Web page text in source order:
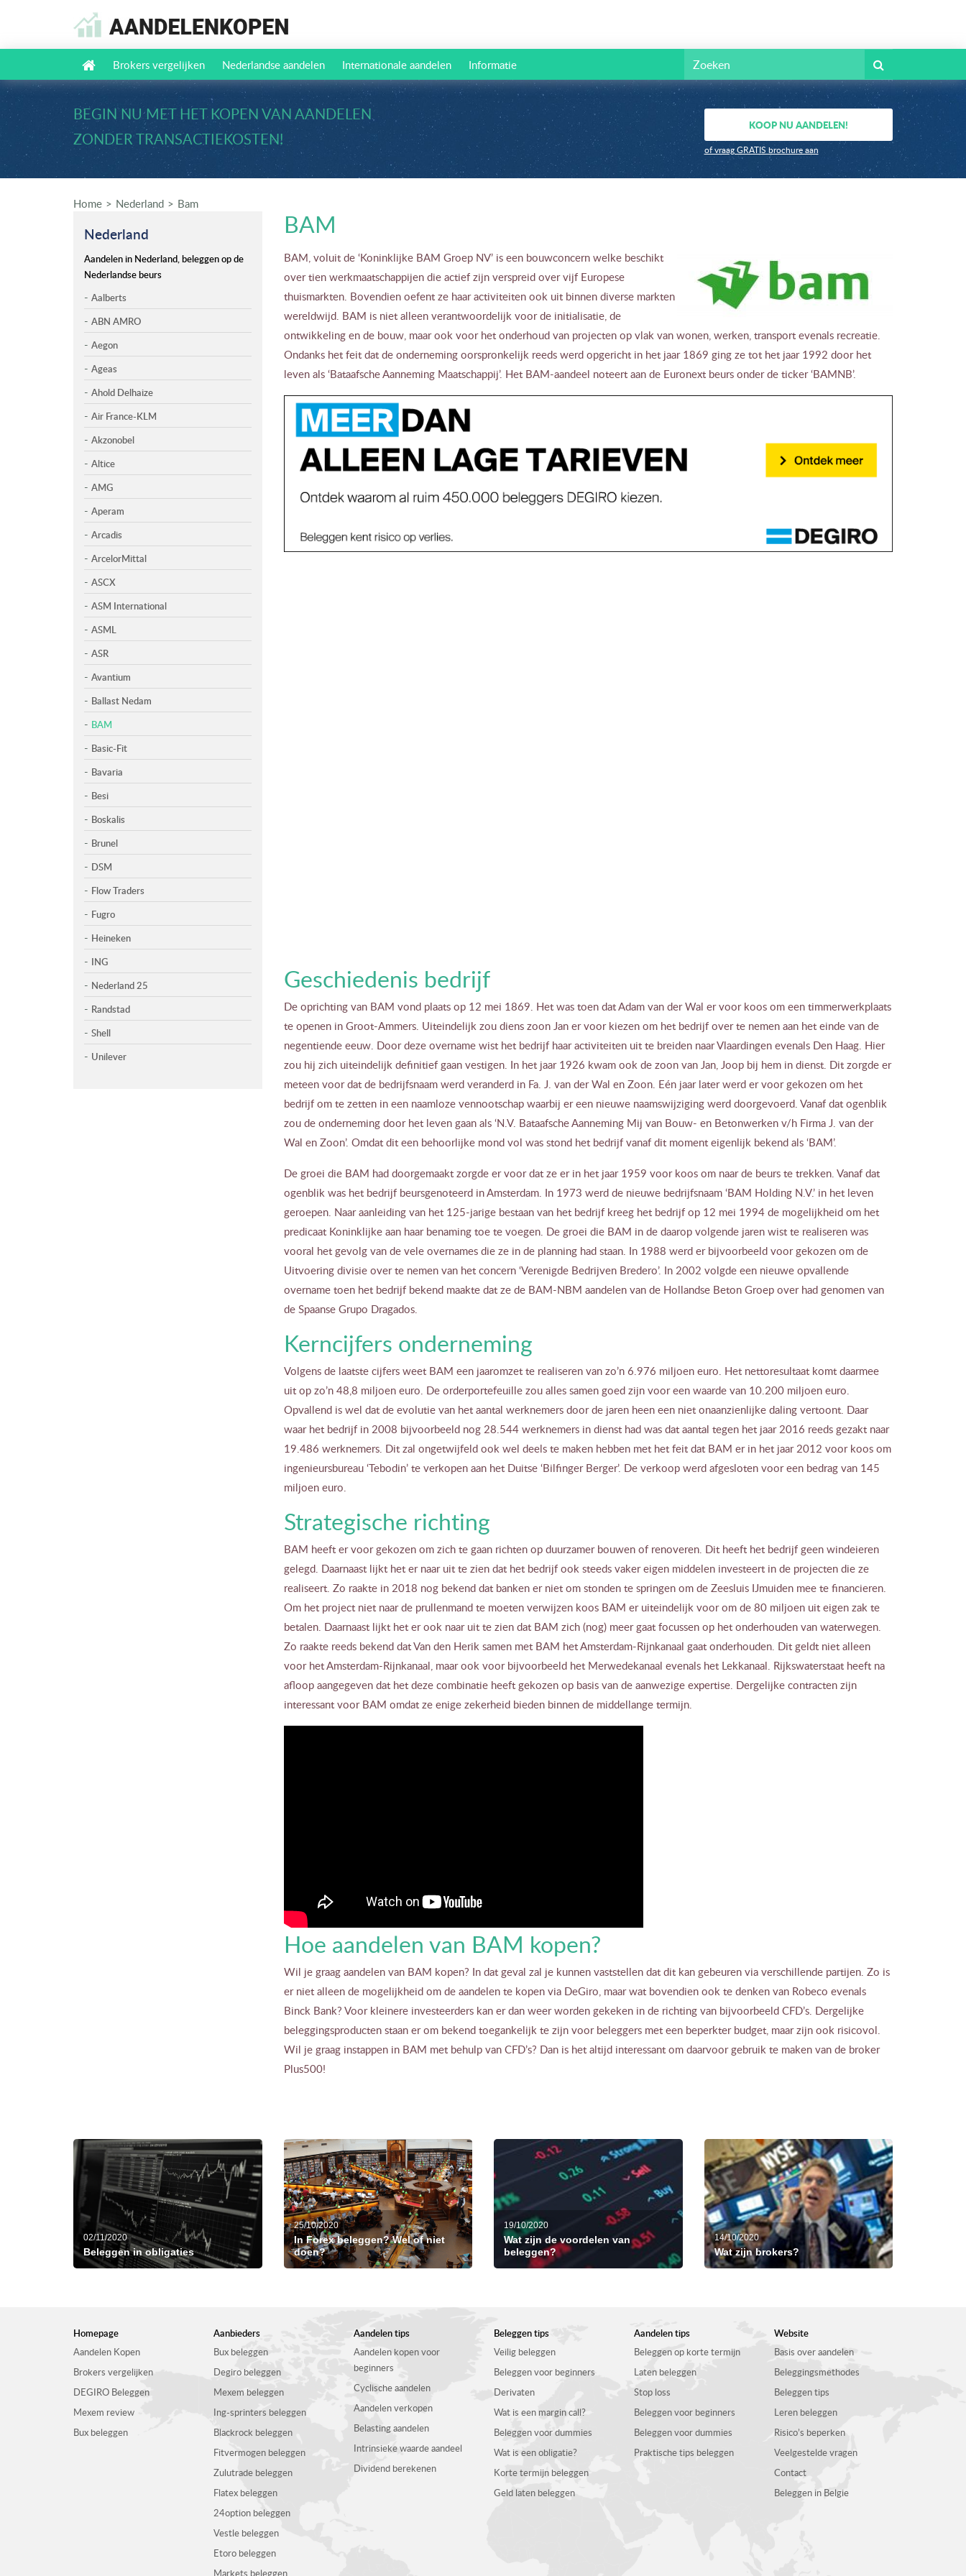
Brokers vergelijken Nederlandse aandelen Internationale aandelen Informatie
BEGIN NU MET HET KOPEN VAN AANDELEN
ZONDER TRANSACTIEKOSTEN!
KOOP NU AANDELEN!
of vraag GRATIS brochure aan
Home Nederland Bam
BAM
BAM, voluit de ‘Koninklijke BAM Groep NV’ is een bouwconcern welke beschikt
over tien werkmaatschappijen die actief zijn verspreid over vijf Europese
thuismarkten. Bovendien oefent ze haar activiteiten ook uit binnen diverse markten
wereldwijd. BAM is niet alleen verantwoordelijk voor de initialisatie, de
ontwikkeling en de bouw, maar ook voor het onderhoud van projecten op vlak van wonen, werken, transport evenals recreatie.
Ondanks het feit dat de onderneming oorspronkelijk reeds werd opgericht in het jaar 1869 ging ze tot het jaar 1992 door het
leven als ‘Bataafsche Aanneming Maatschappij’. Het BAM-aandeel noteert aan de Euronext beurs onder de ticker ‘BAMNB’.
Geschiedenis bedrijf
De oprichting van BAM vond plaats op 12 mei 1869. Het was toen dat Adam van der Wal er voor koos om een timmerwerkplaats
te openen in Groot-Ammers. Uiteindelijk zou diens zoon Jan er voor kiezen om het bedrijf over te nemen aan het einde van de
negentiende eeuw. Door deze overname wist het bedrijf haar activiteiten uit te breiden naar Vlaardingen evenals Den Haag. Hier
zou hij zich uiteindelijk definitief gaan vestigen. In het jaar 1926 kwam ook de zoon van Jan, Joop bij hem in dienst. Dit zorgde er
meteen voor dat de bedrijfsnaam werd veranderd in Fa. J. van der Wal en Zoon. Eén jaar later werd er voor gekozen om het
bedrijf om te zetten in een naamloze vennootschap waarbij er een nieuwe naamswijziging werd doorgevoerd. Vanaf dat ogenblik
zou de onderneming door het leven gaan als ‘N.V. Bataafsche Aanneming Mij van Bouw- en Betonwerken v/h Firma J. van der
Wal en Zoon’. Omdat dit een behoorlijke mond vol was stond het bedrijf vanaf dit moment eigenlijk bekend als ‘BAM’.
De groei die BAM had doorgemaakt zorgde er voor dat ze er in het jaar 1959 voor koos om naar de beurs te trekken. Vanaf dat
ogenblik was het bedrijf beursgenoteerd in Amsterdam. In 1973 werd de nieuwe bedrijfsnaam ‘BAM Holding N.V.’ in het leven
geroepen. Naar aanleiding van het 125-jarige bestaan van het bedrijf kreeg het bedrijf op 12 mei 1994 de mogelijkheid om het
predicaat Koninklijke aan haar benaming toe te voegen. De groei die BAM in de daarop volgende jaren wist te realiseren was
vooral het gevolg van de vele overnames die ze in de planning had staan. In 1988 werd er bijvoorbeeld voor gekozen om de
Uitvoering divisie over te nemen van het concern ‘Verenigde Bedrijven Bredero’. In 2002 volgde een nieuwe opvallende
overname toen het bedrijf bekend maakte dat ze de BAM-NBM aandelen van de Hollandse Beton Groep over had genomen van
de Spaanse Grupo Dragados.
Kerncijfers onderneming
Volgens de laatste cijfers weet BAM een jaaromzet te realiseren van zo’n 6.976 miljoen euro. Het nettoresultaat komt daarmee
uit op zo’n 48,8 miljoen euro. De orderportefeuille zou alles samen goed zijn voor een waarde van 10.200 miljoen euro.
Opvallend is wel dat de evolutie van het aantal werknemers door de jaren heen een niet onaanzienlijke daling vertoont. Daar
waar het bedrijf in 2008 bijvoorbeeld nog 28.544 werknemers in dienst had was dat aantal tegen het jaar 2016 reeds gezakt naar
19.486 werknemers. Dit zal ongetwijfeld ook wel deels te maken hebben met het feit dat BAM er in het jaar 2012 voor koos om
ingenieursbureau ‘Tebodin’ te verkopen aan het Duitse ‘Bilfinger Berger’. De verkoop werd afgesloten voor een bedrag van 145
miljoen euro.
Strategische richting
BAM heeft er voor gekozen om zich te gaan richten op duurzamer bouwen of renoveren. Dit heeft het bedrijf geen windeieren
gelegd. Daarnaast lijkt het er naar uit te zien dat het bedrijf ook steeds vaker eigen middelen investeert in de projecten die ze
realiseert. Zo raakte in 2018 nog bekend dat banken er niet om stonden te springen om de Zeesluis IJmuiden mee te financieren.
Om het project niet naar de prullenmand te moeten verwijzen koos BAM er uiteindelijk voor om de 80 miljoen uit eigen zak te
betalen. Daarnaast lijkt het er ook naar uit te zien dat BAM zich (nog) meer gaat focussen op het onderhouden van waterwegen.
Zo raakte reeds bekend dat Van den Herik samen met BAM het Amsterdam-Rijnkanaal gaat onderhouden. Dit geldt niet alleen
voor het Amsterdam-Rijnkanaal, maar ook voor bijvoorbeeld het Merwedekanaal evenals het Lekkanaal. Rijkswaterstaat heeft na
afloop aangegeven dat het deze combinatie heeft gekozen op basis van de aanwezige expertise. Dergelijke contracten zijn
interessant voor BAM omdat ze enige zekerheid bieden binnen de middellange termijn.
Hoe aandelen van BAM kopen?
Wil je graag aandelen van BAM kopen? In dat geval zal je kunnen vaststellen dat dit kan gebeuren via verschillende partijen. Zo is
er niet alleen de mogelijkheid om de aandelen te kopen via DeGiro, maar wat bovendien ook te denken van Robeco evenals
Binck Bank? Voor kleinere investeerders kan er dan weer worden gekeken in de richting van bijvoorbeeld CFD’s. Dergelijke
beleggingsproducten staan er om bekend toegankelijk te zijn voor beleggers met een beperkter budget, maar zijn ook risicovol.
Wil je graag instappen in BAM met behulp van CFD’s? Dan is het altijd interessant om daarvoor gebruik te maken van de broker
Plus500!
Nederland
Aandelen in Nederland, beleggen op de
Nederlandse beurs
Aalberts
ABN AMRO
Aegon
Ageas
Ahold Delhaize
Air France-KLM
Akzonobel
Altice
AMG
Aperam
Arcadis
ArcelorMittal
ASCX
ASM International
ASML
ASR
Avantium
Ballast Nedam
BAM
Basic-Fit
Bavaria
Besi
Boskalis
Brunel
DSM
Flow Traders
Fugro
Heineken
ING
Nederland 25
Randstad
Shell
Unilever
02/11/2020
Beleggen in obligaties
25/10/2020
In Forex beleggen? Wel of niet
doen?
19/10/2020
Wat zijn de voordelen van
beleggen?
14/10/2020
Wat zijn brokers?
Homepage
Aandelen Kopen
Brokers vergelijken
DEGIRO Beleggen
Mexem review
Bux beleggen
Aanbieders
Bux beleggen
Degiro beleggen
Mexem beleggen
Ing-sprinters beleggen
Blackrock beleggen
Fitvermogen beleggen
Zulutrade beleggen
Flatex beleggen
24option beleggen
Vestle beleggen
Etoro beleggen
Markets beleggen
Aandelen tips
Aandelen kopen voor
beginners
Cyclische aandelen
Aandelen verkopen
Belasting aandelen
Intrinsieke waarde aandeel
Dividend berekenen
Beleggen tips
Veilig beleggen
Beleggen voor beginners
Derivaten
Wat is een margin call?
Beleggen voor dummies
Wat is een obligatie?
Korte termijn beleggen
Geld laten beleggen
Aandelen tips
Beleggen op korte termijn
Laten beleggen
Stop loss
Beleggen voor beginners
Beleggen voor dummies
Praktische tips beleggen
Website
Basis over aandelen
Beleggingsmethodes
Beleggen tips
Leren beleggen
Risico’s beperken
Veelgestelde vragen
Contact
Beleggen in Belgie